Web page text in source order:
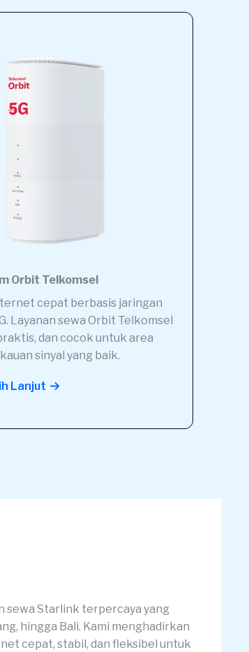
Orbit Telkomsel
cepat berbasis jaringan
Layanan sewa Orbit Telkomsel
dan cocok untuk area
sinyal yang baik.
Lanjut
sewa Starlink terpercaya yang
hingga Bali. Kami menghadirkan
cepat, stabil, dan fleksibel untuk